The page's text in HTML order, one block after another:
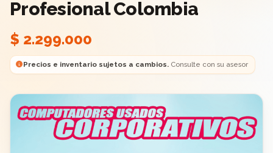
Profesional Colombia
$ 2.299.000
Precios e inventario sujetos a cambios.Consulte con su asesor